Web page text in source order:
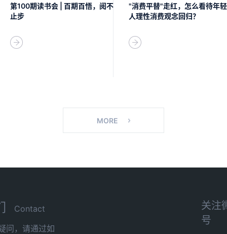
第100期读书会 | 百期百悟，阅不
止步
"消费平替"走红，怎么看待年轻
人理性消费观念回归？
MORE
Contact
问，请通过如
关注
号